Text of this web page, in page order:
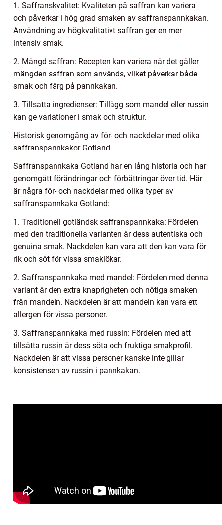
1. Saffranskvalitet: Kvaliteten på saffran kan variera
och påverkar i hög grad smaken av saffranspannkakan.
Användning av högkvalitativt saffran ger en mer
intensiv smak.
2. Mängd saffran: Recepten kan variera när det gäller
mängden saffran som används, vilket påverkar både
smak och färg på pannkakan.
3. Tillsatta ingredienser: Tillägg som mandel eller russin
kan ge variationer i smak och struktur.
Historisk genomgång av för- och nackdelar med olika
saffranspannkakor Gotland
Saffranspannkaka Gotland har en lång historia och har
genomgått förändringar och förbättringar över tid. Här
är några för- och nackdelar med olika typer av
saffranspannkaka Gotland:
1. Traditionell gotländsk saffranspannkaka: Fördelen
med den traditionella varianten är dess autentiska och
genuina smak. Nackdelen kan vara att den kan vara för
rik och söt för vissa smaklökar.
2. Saffranspannkaka med mandel: Fördelen med denna
variant är den extra knaprigheten och nötiga smaken
från mandeln. Nackdelen är att mandeln kan vara ett
allergen för vissa personer.
3. Saffranspannkaka med russin: Fördelen med att
tillsätta russin är dess söta och fruktiga smakprofil.
Nackdelen är att vissa personer kanske inte gillar
konsistensen av russin i pannkakan.